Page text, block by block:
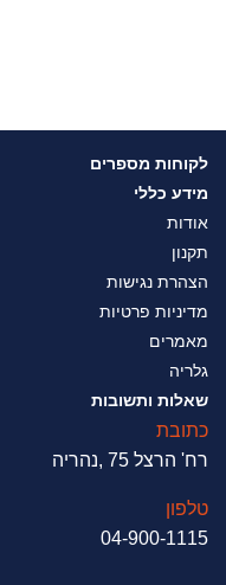
לקוחות מספרים
מידע כללי
אודות
תקנון
הצהרת נגישות
מדיניות פרטיות
מאמרים
גלריה
שאלות ותשובות
כתובת
רח' הרצל 75 ,נהריה
טלפון
04-900-1115